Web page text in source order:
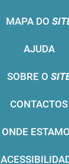
MAPA DO
AJUDA
SOBRE O
CONTACTOS
ONDE